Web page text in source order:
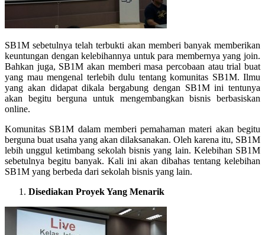
SB1M sebetulnya telah terbukti akan memberi banyak memberikan
keuntungan dengan kelebihannya untuk para membernya yang join.
Bahkan juga, SB1M akan memberi masa percobaan atau trial buat
yang mau mengenal terlebih dulu tentang komunitas SB1M. Ilmu
yang akan didapat dikala bergabung dengan SB1M ini tentunya
akan begitu berguna untuk mengembangkan bisnis berbasiskan
online.
Komunitas SB1M dalam memberi pemahaman materi akan begitu
berguna buat usaha yang akan dilaksanakan. Oleh karena itu, SB1M
lebih unggul ketimbang sekolah bisnis yang lain. Kelebihan SB1M
sebetulnya begitu banyak. Kali ini akan dibahas tentang kelebihan
SB1M yang berbeda dari sekolah bisnis yang lain.
Disediakan Proyek Yang Menarik